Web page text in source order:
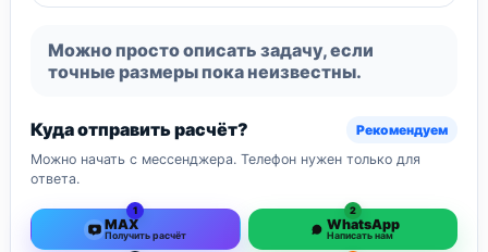
Можно просто описать задачу, если
точные размеры пока неизвестны.
Куда отправить расчёт?
Рекомендуем
Можно начать с мессенджера. Телефон нужен только для
ответа.
1
MAX
Получить расчёт
2
WhatsApp
Написать нам